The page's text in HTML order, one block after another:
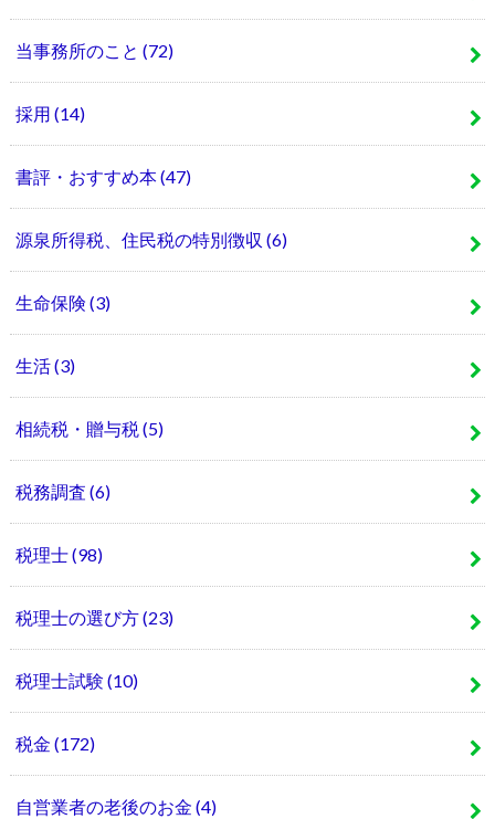
当事務所のこと (72)
採用 (14)
書評・おすすめ本(47)
源泉所得税、住民税の特別徴収 (6)
生命保険 (3)
生活(3)
相続税・贈与税(5)
税務調査 (6)
税理士(98)
税理士の選び方(23)
税理士試験 (10)
税金 (172)
自営業者の老後のお金 (4)